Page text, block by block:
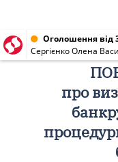
Оголошення від
Сергієнко Олена
про